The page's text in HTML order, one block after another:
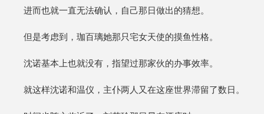
进而也就一直无法确认，自己那日做出的猜想。
但是考虑到，珈百璃她那只宅女天使的摸鱼性格。
沈诺基本上也就没有，指望过那家伙的办事效率。
就这样沈诺和温仪，主仆两人又在这座世界滞留了数日。